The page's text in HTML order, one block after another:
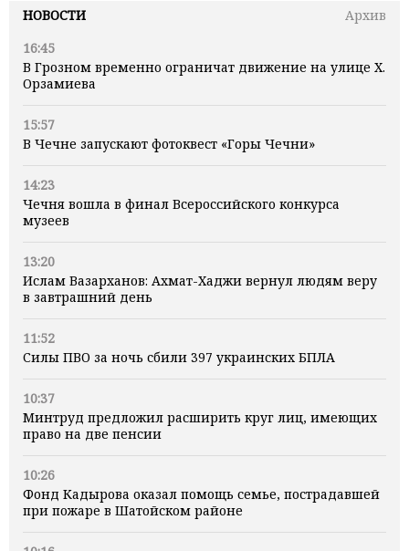
НОВОСТИ
Архив
16:45
В Грозном временно ограничат движение на улице Х.
Орзамиева
15:57
В Чечне запускают фотоквест «Горы Чечни»
14:23
Чечня вошла в финал Всероссийского конкурса
музеев
13:20
Ислам Вазарханов: Ахмат-Хаджи вернул людям веру
в завтрашний день
11:52
Силы ПВО за ночь сбили 397 украинских БПЛА
10:37
Минтруд предложил расширить круг лиц, имеющих
право на две пенсии
10:26
Фонд Кадырова оказал помощь семье, пострадавшей
при пожаре в Шатойском районе